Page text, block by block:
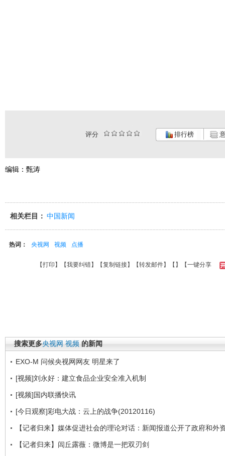
评分 排行榜
编辑：甄涛
相关栏目： 中国新闻
热词： 央视网 视频 点播
【打印 】【我要纠错】【复制链接】【转发邮件】【 】 【一键分享
搜索更多央视网 视频 的新闻
EXO-M 问候央视网网友 明星来了
[视频]刘永好：建立食品企业安全准入机制
[视频]国内联播快讯
[今日观察]彩电大战：云上的战争(20120116)
【记者归来】媒体促进社会的理论对话：新闻报道公开了政府和外
【记者归来】闾丘露薇：微博是一把双刃剑